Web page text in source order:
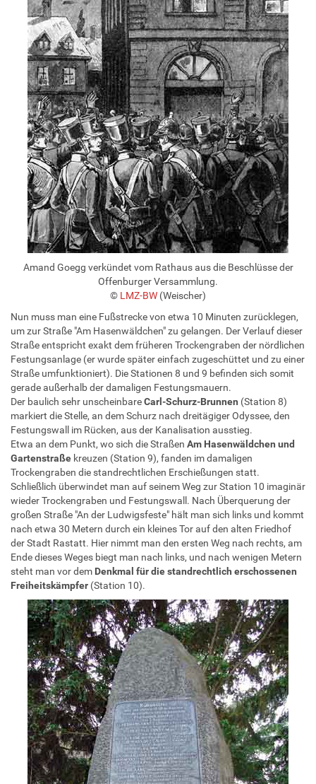
Amand Goegg verkündet vom Rathaus aus die Beschlüsse der
Offenburger Versammlung.
© LMZ-BW (Weischer)
Nun muss man eine Fußstrecke von etwa 10 Minuten zurücklegen,
um zur Straße "Am Hasenwäldchen" zu gelangen. Der Verlauf dieser
Straße entspricht exakt dem früheren Trockengraben der nördlichen
Festungsanlage (er wurde später einfach zugeschüttet und zu einer
Straße umfunktioniert). Die Stationen 8 und 9 befinden sich somit
gerade außerhalb der damaligen Festungsmauern.
Der baulich sehr unscheinbareCarl-Schurz-Brunnen (Station 8)
markiert die Stelle, an dem Schurz nach dreitägiger Odyssee, den
Festungswall im Rücken, aus der Kanalisation ausstieg.
Etwa an dem Punkt, wo sich die Straßen Am Hasenwäldchen und
Gartenstraße kreuzen (Station 9), fanden im damaligen
Trockengraben die standrechtlichen Erschießungen statt.
Schließlich überwindet man auf seinem Weg zur Station 10 imaginär
wieder Trockengraben und Festungswall. Nach Überquerung der
großen Straße "An der Ludwigsfeste" hält man sich links und kommt
nach etwa 30 Metern durch ein kleines Tor auf den alten Friedhof
der Stadt Rastatt. Hier nimmt man den ersten Weg nach rechts, am
Ende dieses Weges biegt man nach links, und nach wenigen Metern
steht man vor dem Denkmal für die standrechtlich erschossenen
Freiheitskämpfer (Station 10).